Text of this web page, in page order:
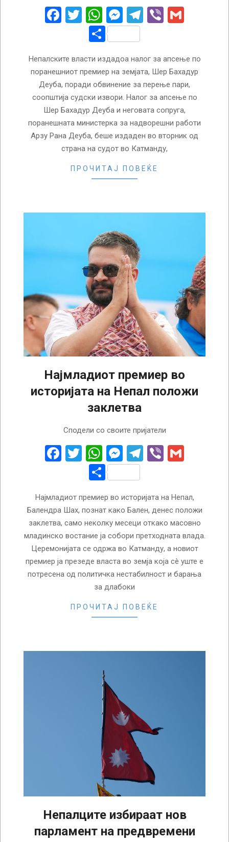
Facebook
Twitter
WhatsApp
Messenger
Telegram
Viber
Share
Непалските власти издадоа налог за апсење по
поранешниот премиер на земјата, Шер Бахадур
Деуба, поради обвинение за перење пари,
соопштија судски извори. Налог за апсење по
Шер Бахадур Деуба и неговата сопруга,
поранешната министерка за надворешни работи
Арзу Рана Деуба, беше издаден во вторник од
страна на судот во Катманду,
ПРОЧИТАЈ ПОВЕЌЕ
Најмладиот премиер во
историјата на Непал положи
заклетва
Сподели со своите пријатели
Facebook
Twitter
WhatsApp
Messenger
Telegram
Viber
Share
Најмладиот премиер во историјата на Непал,
Балендра Шах, познат како Бален, денес положи
заклетва, само неколку месеци откако масовно
младинско востание ја собори претходната влада.
Церемонијата се одржа во Катманду, а новиот
премиер ја презеде власта во земја која сè уште е
потресена од политичка нестабилност и барања
за длабоки
ПРОЧИТАЈ ПОВЕЌЕ
Непалците избираат нов
парламент на предвремени